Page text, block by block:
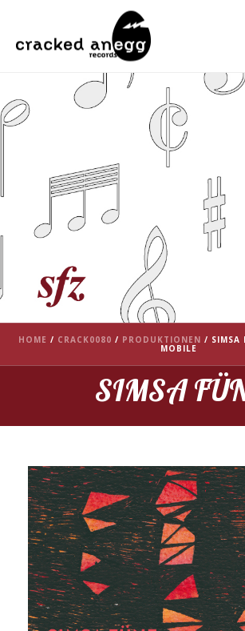
HOME / CRACK0080 / PRODUKTIONEN / SIMSA
MOBILE
SIMSA